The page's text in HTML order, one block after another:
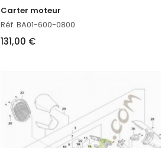
Carter moteur
Réf. BA01-600-0800
131,00 €